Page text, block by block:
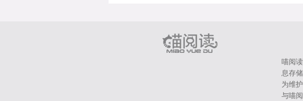
喵阅
息存
为维
与喵